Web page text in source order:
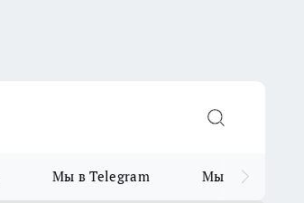
Мы в Telegram Мы в MAX